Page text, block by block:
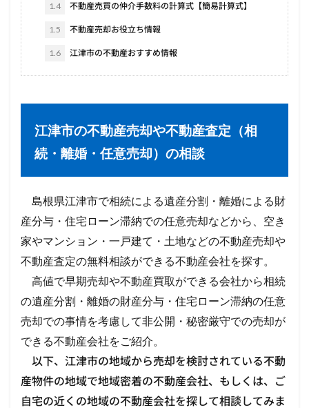
1.4 不動産売買の仲介手数料の計算式【簡易計算式】
1.5 不動産売却お役立ち情報
1.6 江津市の不動産おすすめ情報
江津市の不動産売却や不動産査定（相
続・離婚・任意売却）の相談
島根県江津市で相続による遺産分割・離婚による財
産分与・住宅ローン滞納での任意売却などから、空き
家やマンション・一戸建て・土地などの不動産売却や
不動産査定の無料相談ができる不動産会社を探す。
高値で早期売却や不動産買取ができる会社から相続
の遺産分割・離婚の財産分与・住宅ローン滞納の任意
売却での事情を考慮して非公開・秘密厳守での売却が
できる不動産会社をご紹介。
以下、江津市の地域から売却を検討されている不動
産物件の地域で地域密着の不動産会社、もしくは、ご
自宅の近くの地域の不動産会社を探して相談してみま